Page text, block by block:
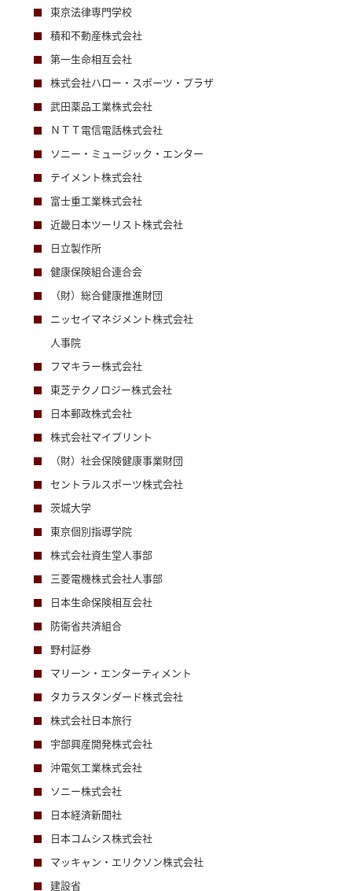
東京法律専門学校
積和不動産株式会社
第一生命相互会社
株式会社ハロー・スポーツ・プラザ
武田薬品工業株式会社
ＮＴＴ電信電話株式会社
ソニー・ミュージック・エンター
テイメント株式会社
富士重工業株式会社
近畿日本ツーリスト株式会社
日立製作所
健康保険組合連合会
（財）総合健康推進財団
ニッセイマネジメント株式会社
人事院
フマキラー株式会社
東芝テクノロジー株式会社
日本郵政株式会社
株式会社マイプリント
（財）社会保険健康事業財団
セントラルスポーツ株式会社
茨城大学
東京個別指導学院
株式会社資生堂人事部
三菱電機株式会社人事部
日本生命保険相互会社
防衛省共済組合
野村証券
マリーン・エンターティメント
タカラスタンダード株式会社
株式会社日本旅行
宇部興産開発株式会社
沖電気工業株式会社
ソニー株式会社
日本経済新聞社
日本コムシス株式会社
マッキャン・エリクソン株式会社
建設省